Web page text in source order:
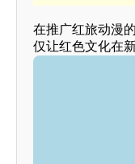
在推广红旅动漫
仅让红色文化在